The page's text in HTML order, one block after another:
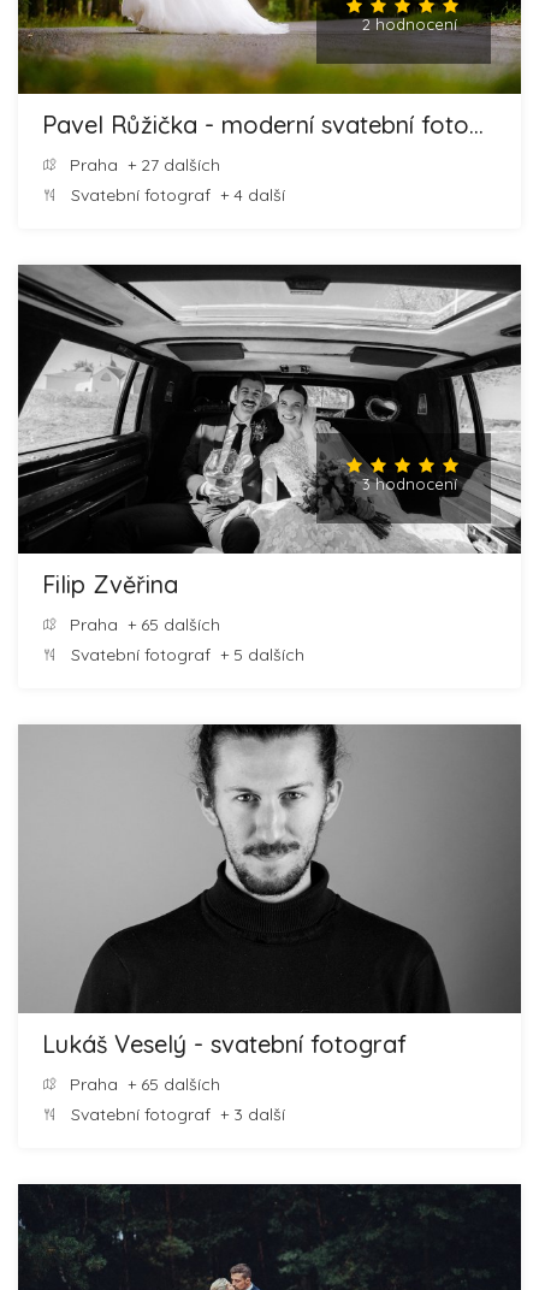
2 hodnocení
Pavel Růžička - moderní svatební fotografie
Praha + 27 dalších
Svatební fotograf + 4 další
3 hodnocení
Filip Zvěřina
Praha + 65 dalších
Svatební fotograf + 5 dalších
Lukáš Veselý - svatební fotograf
Praha + 65 dalších
Svatební fotograf + 3 další